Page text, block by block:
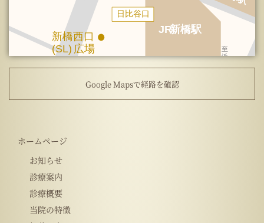
Google Mapsで経路を確認
ホームページ
お知らせ
診療案内
診療概要
当院の特徴